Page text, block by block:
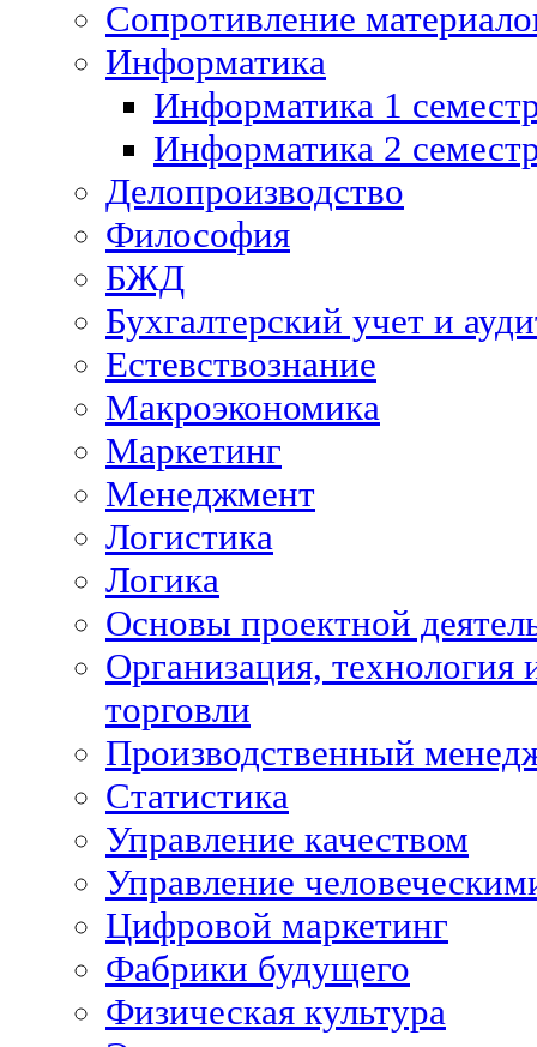
Сопротивление
Информатика
Информатика 1
Информатика 2
Делопроизводство
Философия
БЖД
Бухгалтерский учет и
Естевствознание
Макроэкономика
Маркетинг
Менеджмент
Логистика
Логика
Основы проектной
Организация, технология
торговли
Производственный
Статистика
Управление качеством
Управление
Цифровой маркетинг
Фабрики будущего
Физическая культура